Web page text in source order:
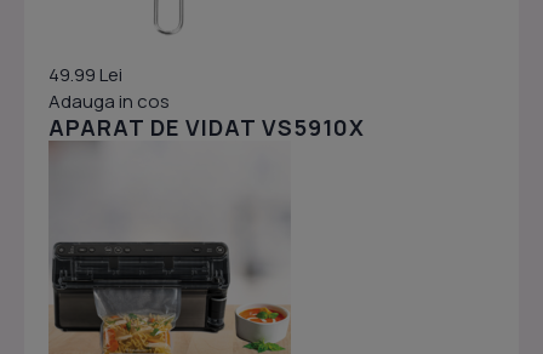
49.99 Lei
Adauga in cos
APARAT DE VIDAT VS5910X